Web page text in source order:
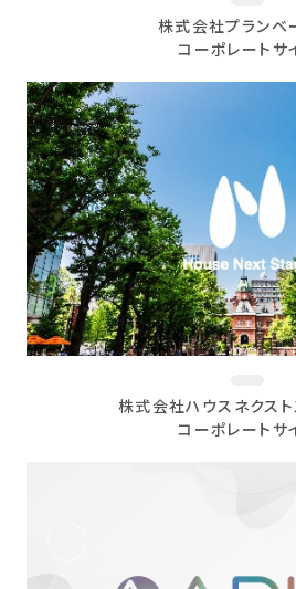
株式会社プランベ
コーポレートサ
株式会社ハウスネクス
コーポレートサ